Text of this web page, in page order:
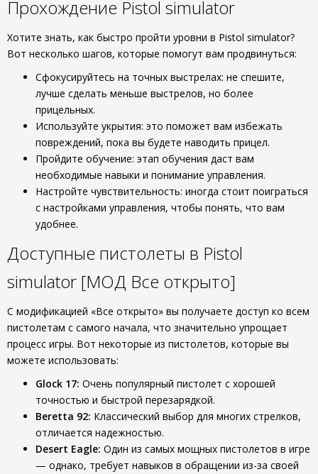
Прохождение Pistol simulator
Хотите знать, как быстро пройти уровни в Pistol simulator?
Вот несколько шагов, которые помогут вам продвинуться:
Сфокусируйтесь на точных выстрелах: не спешите,
лучше сделать меньше выстрелов, но более
прицельных.
Используйте укрытия: это поможет вам избежать
повреждений, пока вы будете наводить прицел.
Пройдите обучение: этап обучения даст вам
необходимые навыки и понимание управления.
Настройте чувствительность: иногда стоит поиграться
с настройками управления, чтобы понять, что вам
удобнее.
Доступные пистолеты в Pistol
simulator [МОД Все открыто]
С модификацией «Все открыто» вы получаете доступ ко всем
пистолетам с самого начала, что значительно упрощает
процесс игры. Вот некоторые из пистолетов, которые вы
можете использовать:
Glock 17: Очень популярный пистолет с хорошей
точностью и быстрой перезарядкой.
Beretta 92: Классический выбор для многих стрелков,
отличается надежностью.
Desert Eagle: Один из самых мощных пистолетов в игре
— однако, требует навыков в обращении из-за своей